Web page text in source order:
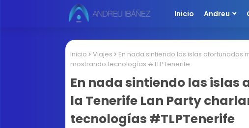
Inicio Andreu
Inicio Viajes
En nada sintiendo las islas afortunadas
mostrando tecnologías #TLPTenerife
En nada sintiendo las
la Tenerife Lan Party
tecnologías #TLPTenerife